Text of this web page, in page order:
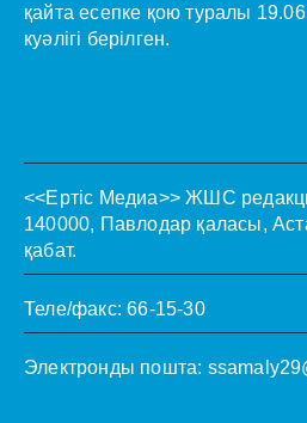
қайта есепке қою туралы
куәлігі берілген.
<<Ертіс Медиа>> ЖШС
140000, Павлодар қаласы,
қабат.
Теле/факс: 66-15-30
Электронды пошта: